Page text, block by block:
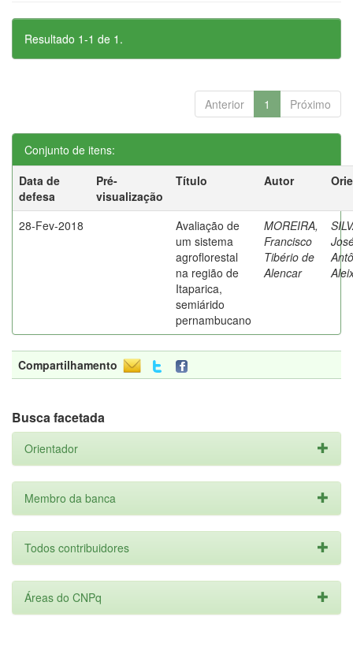
Resultado 1-1 de 1.
Anterior 1 Próximo
Conjunto de itens:
Data de
defesa
Pré-
visualização
Título Autor
28-Fev-2018
Avaliação de
um sistema
agroflorestal
na região de
Itaparica,
semiárido
pernambucano
MOREIRA,
Francisco
Tibério de
Alencar
Compartilhamento
Busca facetada
Orientador
Membro da banca
Todos contribuidores
Áreas do CNPq